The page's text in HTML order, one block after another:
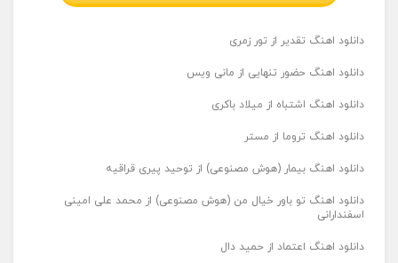
دانلود اهنگ تقدیر از تور زمری
دانلود اهنگ حضور تنهایی از مانی ویس
دانلود اهنگ اشتباه از میلاد باکری
دانلود اهنگ تروما از مستر
دانلود اهنگ بیمار (هوش مصنوعی) از توحید پیری قراقیه
دانلود اهنگ تو باور خیال من (هوش مصنوعی) از محمد علی امینی
اسفندارانی
دانلود اهنگ اعتماد از حمید دال